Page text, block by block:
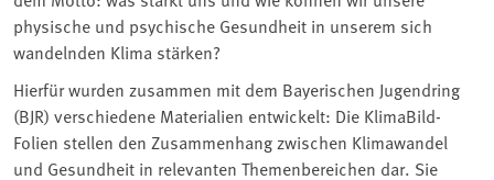
physische und psychische Gesundheit in unserem sich
wandelnden Klima stärken?
Hierfür wurden zusammen mit dem Bayerischen Jugendring
(BJR) verschiedene Materialien entwickelt: Die KlimaBild-
Folien stellen den Zusammenhang zwischen Klimawandel
und Gesundheit in relevanten Themenbereichen dar. Sie